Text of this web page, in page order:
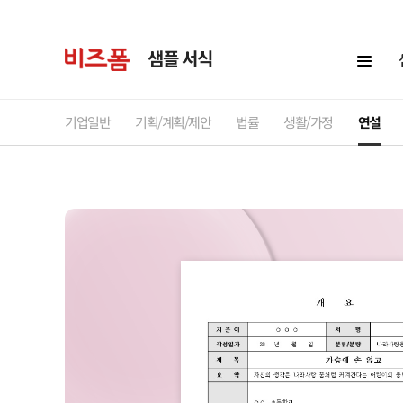
샘플 서식
기업일반 기획/계획/제안 법률 생활/가정 연설